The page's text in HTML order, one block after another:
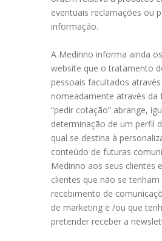
eventuais reclamações ou
informação.
A Medinno informa ainda
website que o tratamento
pessoais facultados
nomeadamente através da
“pedir cotação” abrange,
determinação de um perfil
qual se destina à
conteúdo de futuras
Medinno aos seus clientes
clientes que não se
recebimento de
de marketing e /ou que
pretender receber a